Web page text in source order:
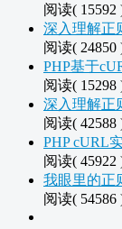
阅读( 15592
深入理解正
阅读( 24850
PHP基于
阅读( 15298
深入理解正
阅读( 42588
PHP cURL
阅读( 45922
我眼里的正
阅读( 54586